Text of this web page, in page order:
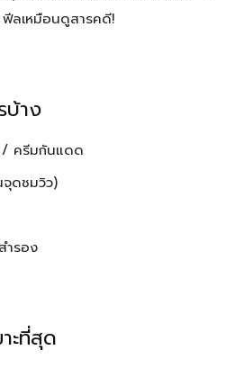
ลเหมือนดูสารคดี!
บ้าง
ครีมกันแดด
ดชมวิว)
ำรอง
ะที่สุด